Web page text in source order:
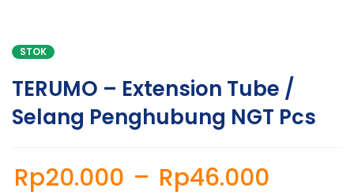
STOK
TERUMO – Extension Tube /
Selang Penghubung NGT Pcs
Rp20.000 – Rp46.000